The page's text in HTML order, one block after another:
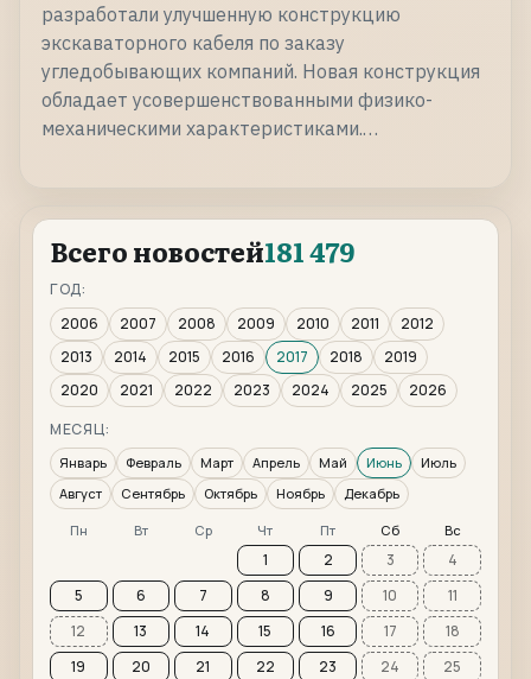
разработали улучшенную конструкцию
экскаваторного кабеля по заказу
угледобывающих компаний. Новая конструкция
обладает усовершенствованными физико-
механическими характеристиками.…
Всего новостей181 479
ГОД:
2006
2007 2008 2009 2010 2011
2012
2013
2014 2015 2016 2017 2018
2019
2020
2021 2022 2023 2024 2025
2026
МЕСЯЦ:
Январь Февраль Март Апрель Май Июнь
Июль
Август
Сентябрь Октябрь Ноябрь Декабрь
Пн Вт Ср Чт Пт Сб Вс
1 2 3
4
5
6 7 8 9 10
11
12
13 14 15 16 17
18
19
20 21 22 23 24
25